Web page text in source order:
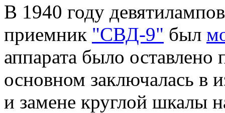
В 1940 году
приемник "СВД-9" был
аппарата было
основном заключалась в
и замене круглой шкалы